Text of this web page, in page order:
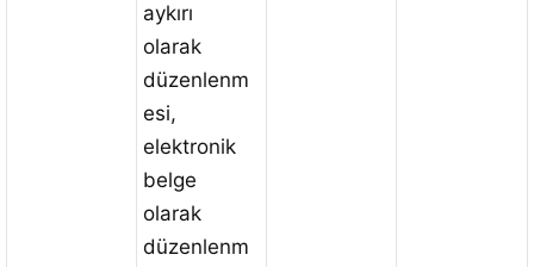
aykırı
olarak
düzenlenm
esi,
elektronik
belge
olarak
düzenlenm